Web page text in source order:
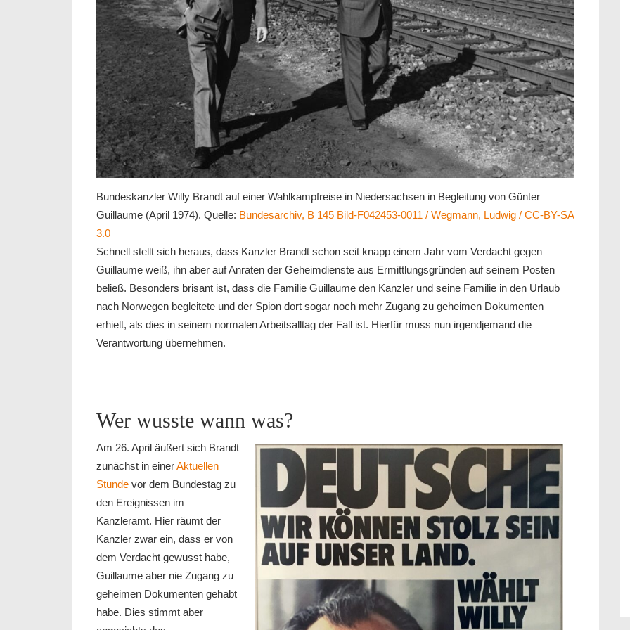
Bundeskanzler Willy Brandt auf einer Wahlkampfreise in Niedersachsen in Begleitung von Günter
Guillaume (April 1974). Quelle: Bundesarchiv, B 145 Bild-F042453-0011 / Wegmann, Ludwig / CC-BY-SA
3.0
Schnell stellt sich heraus, dass Kanzler Brandt schon seit knapp einem Jahr vom Verdacht gegen
Guillaume weiß, ihn aber auf Anraten der Geheimdienste aus Ermittlungsgründen auf seinem Posten
beließ. Besonders brisant ist, dass die Familie Guillaume den Kanzler und seine Familie in den Urlaub
nach Norwegen begleitete und der Spion dort sogar noch mehr Zugang zu geheimen Dokumenten
erhielt, als dies in seinem normalen Arbeitsalltag der Fall ist. Hierfür muss nun irgendjemand die
Verantwortung übernehmen.
Wer wusste wann was?
Am 26. April äußert sich Brandt
zunächst in einerAktuellen
Stunde vor dem Bundestag zu
den Ereignissen im
Kanzleramt. Hier räumt der
Kanzler zwar ein, dass er von
dem Verdacht gewusst habe,
Guillaume aber nie Zugang zu
geheimen Dokumenten gehabt
habe. Dies stimmt aber